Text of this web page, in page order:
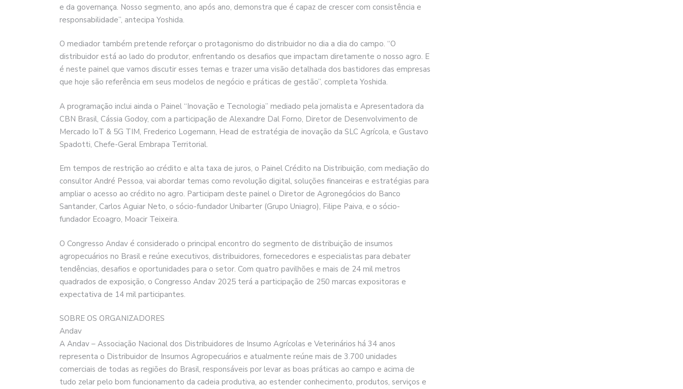
e da governança. Nosso segmento, ano após ano, demonstra que é capaz de crescer com consistência e
responsabilidade”, antecipa Yoshida.
O mediador também pretende reforçar o protagonismo do distribuidor no dia a dia do campo. “O
distribuidor está ao lado do produtor, enfrentando os desafios que impactam diretamente o nosso agro. E
é neste painel que vamos discutir esses temas e trazer uma visão detalhada dos bastidores das empresas
que hoje são referência em seus modelos de negócio e práticas de gestão”, completa Yoshida.
A programação inclui ainda o Painel “Inovação e Tecnologia” mediado pela jornalista e Apresentadora da
CBN Brasil, Cássia Godoy, com a participação de Alexandre Dal Forno, Diretor de Desenvolvimento de
Mercado IoT & 5G TIM, Frederico Logemann, Head de estratégia de inovação da SLC Agrícola, e Gustavo
Spadotti, Chefe-Geral Embrapa Territorial.
Em tempos de restrição ao crédito e alta taxa de juros, o Painel Crédito na Distribuição, com mediação do
consultor André Pessoa, vai abordar temas como revolução digital, soluções financeiras e estratégias para
ampliar o acesso ao crédito no agro. Participam deste painel o Diretor de Agronegócios do Banco
Santander, Carlos Aguiar Neto, o sócio-fundador Unibarter (Grupo Uniagro), Filipe Paiva, e o sócio-
fundador Ecoagro, Moacir Teixeira.
O Congresso Andav é considerado o principal encontro do segmento de distribuição de insumos
agropecuários no Brasil e reúne executivos, distribuidores, fornecedores e especialistas para debater
tendências, desafios e oportunidades para o setor. Com quatro pavilhões e mais de 24 mil metros
quadrados de exposição, o Congresso Andav 2025 terá a participação de 250 marcas expositoras e
expectativa de 14 mil participantes.
SOBRE OS ORGANIZADORES
Andav
A Andav – Associação Nacional dos Distribuidores de Insumo Agrícolas e Veterinários há 34 anos
representa o Distribuidor de Insumos Agropecuários e atualmente reúne mais de 3.700 unidades
comerciais de todas as regiões do Brasil, responsáveis por levar as boas práticas ao campo e acima de
tudo zelar pelo bom funcionamento da cadeia produtiva, ao estender conhecimento, produtos, serviços e